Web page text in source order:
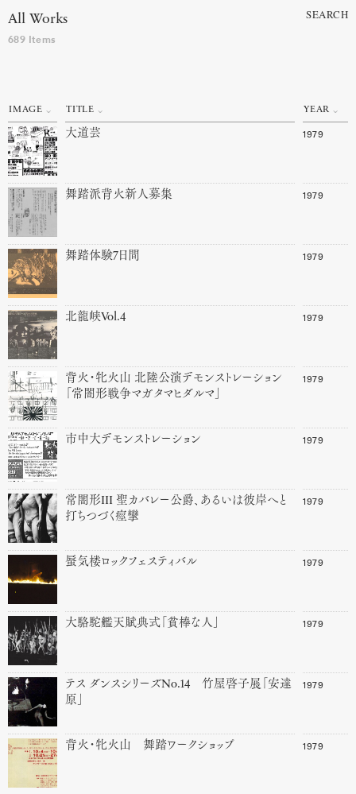
All Works
689 Items
SEARCH
IMAGE TITLE YEAR
大道芸 1979
舞踏派背火新人募集 1979
舞踏体験7日間 1979
北龍峡Vol.4 1979
背火・牝火山 北陸公演デモンストレーション
「常闇形戦争マガタマヒダルマ」
1979
市中大デモンストレーション 1979
常闇形III 聖カバレー公爵、あるいは彼岸へと
打ちつづく痙攣
1979
蜃気楼ロックフェスティバル 1979
大駱駝艦天賦典式「貧棒な人」 1979
テス ダンスシリーズNo.14 竹屋啓子展「安達
原」
1979
背火・牝火山 舞踏ワークショップ 1979